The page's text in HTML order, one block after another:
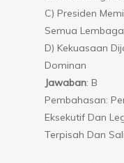
C) Presiden
Semua Lembaga
D) Kekuasaan
Dominan
Jawaban: B
Pembahasan:
Eksekutif Dan
Terpisah Dan